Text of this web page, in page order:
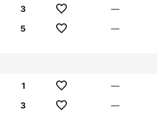
3
—
5
—
1
—
3
—